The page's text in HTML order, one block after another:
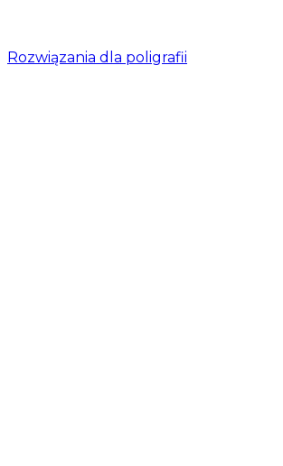
Rozwiązania dla poligrafii